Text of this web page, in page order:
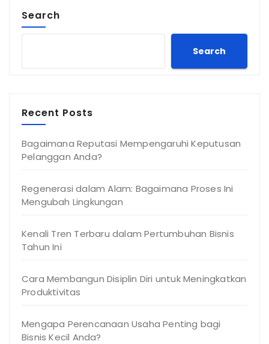
Search
Search
Recent Posts
Bagaimana Reputasi Mempengaruhi Keputusan
Pelanggan Anda?
Regenerasi dalam Alam: Bagaimana Proses Ini
Mengubah Lingkungan
Kenali Tren Terbaru dalam Pertumbuhan Bisnis
Tahun Ini
Cara Membangun Disiplin Diri untuk Meningkatkan
Produktivitas
Mengapa Perencanaan Usaha Penting bagi
Bisnis Kecil Anda?